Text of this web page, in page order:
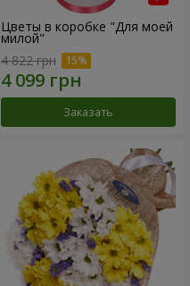
Цветы в коробке "Для моей
милой"
4 822 грн
Заказать